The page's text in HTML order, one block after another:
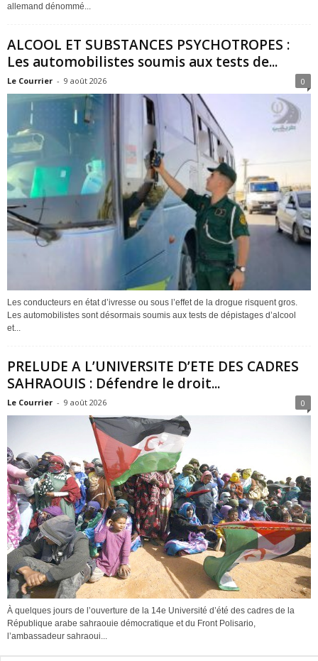
allemand dénommé...
ALCOOL ET SUBSTANCES PSYCHOTROPES :
Les automobilistes soumis aux tests de...
Le Courrier - 9 août 2026 0
Les conducteurs en état d’ivresse ou sous l’effet de la drogue risquent gros.
Les automobilistes sont désormais soumis aux tests de dépistages d’alcool
et...
PRELUDE A L’UNIVERSITE D’ETE DES CADRES
SAHRAOUIS : Défendre le droit...
Le Courrier - 9 août 2026 0
À quelques jours de l’ouverture de la 14e Université d’été des cadres de la
République arabe sahraouie démocratique et du Front Polisario,
l’ambassadeur sahraoui...